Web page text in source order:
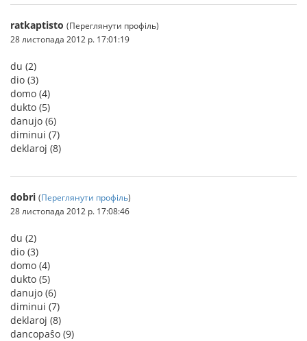
ratkaptisto (Переглянути профіль)
28 листопада 2012 р. 17:01:19
du (2)
dio (3)
domo (4)
dukto (5)
danujo (6)
diminui (7)
deklaroj (8)
dobri (Переглянути профіль)
28 листопада 2012 р. 17:08:46
du (2)
dio (3)
domo (4)
dukto (5)
danujo (6)
diminui (7)
deklaroj (8)
dancopaŝo (9)